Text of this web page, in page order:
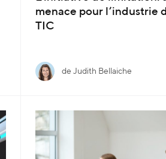
menace pour l’industrie
TIC
de Judith Bellaiche